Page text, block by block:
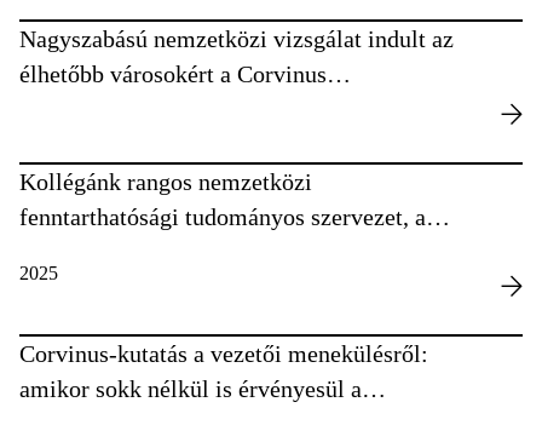
Nagyszabású nemzetközi vizsgálat indult az
élhetőbb városokért a Corvinus
Kollégánk rangos nemzetközi
fenntarthatósági tudományos szervezet, az
2025
Corvinus-kutatás a vezetői menekülésről:
amikor sokk nélkül is érvényesül a